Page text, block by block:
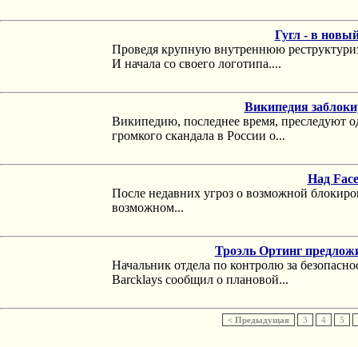
Гугл - в
Проведя крупную внутреннюю
И начала со своего логотипа....
Википедия
Википедию, последнее время, преследуют
громкого скандала в России о...
Над
После недавних угроз о возможной
возможном...
Троэль Ортинг
Начальник отдела по контролю за
Barcklays сообщил о плановой...
< Предыдущая 3 4 5